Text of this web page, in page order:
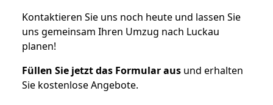
Kontaktieren Sie uns noch heute und lassen Sie
uns gemeinsam Ihren Umzug nach Luckau
planen!
Füllen Sie jetzt das Formular aus und erhalten
Sie kostenlose Angebote.